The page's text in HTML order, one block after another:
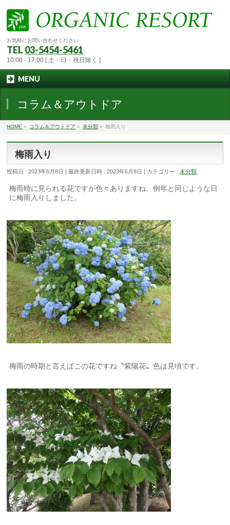
お気軽にお問い合わせください
TEL 03-5454-5461
10:00 - 17:00 [ 土・日・祝日除く ]
MENU
コラム＆アウトドア
HOME » コラム＆アウトドア » 未分類 » 梅雨入り
梅雨入り
投稿日 : 2023年6月8日 最終更新日時 : 2023年6月8日 カテゴリー :未分類
梅雨時に見られる花ですが色々ありますね、例年と同じような日
に梅雨入りしました。
梅雨の時期と言えばこの花ですね〝紫陽花〟色は見頃です。